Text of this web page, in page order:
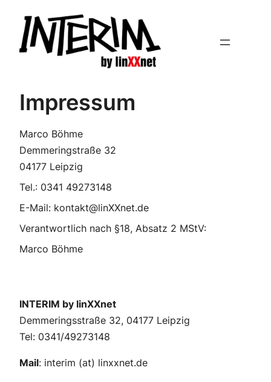
Inhalt
springen
Impressum
Marco Böhme
Demmeringstraße 32
04177 Leipzig
Tel.: 0341 49273148
E-Mail: kontakt@linXXnet.de
Verantwortlich nach §18, Absatz 2 MStV:
Marco Böhme
INTERIM by linXXnet
Demmeringsstraße 32, 04177 Leipzig
Tel: 0341/49273148
Mail: interim (at) linxxnet.de